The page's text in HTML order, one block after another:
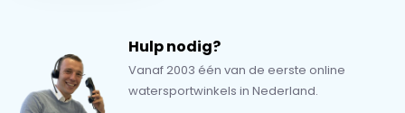
Hulp nodig?
Vanaf 2003 één van de eerste online
watersportwinkels in Nederland.